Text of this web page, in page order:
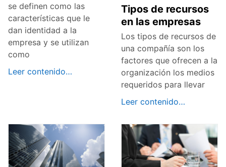
se definen como las
características que le
dan identidad a la
empresa y se utilizan
como
Leer contenido…
Tipos de recursos
en las empresas
Los tipos de recursos de
una compañía son los
factores que ofrecen a la
organización los medios
requeridos para llevar
Leer contenido…